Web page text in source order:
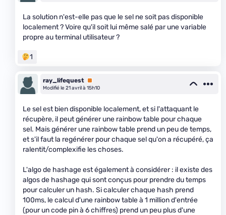
La solution n'est-elle pas que le sel ne soit pas disponible
localement ? Voire qu'il soit lui même salé par une variable
propre au terminal utilisateur ?
1
ray_lifequest Premium
Modifié le 21 avril à 15h10
Le sel est bien disponible localement, et si l'attaquant le
récupère, il peut générer une rainbow table pour chaque
sel. Mais générer une rainbow table prend un peu de temps,
et s'il faut la regénérer pour chaque sel qu'on a récupéré, ça
ralentit/complexifie les choses.
L'algo de hashage est également à considérer : il existe des
algos de hashage qui sont conçus pour prendre du temps
pour calculer un hash. Si calculer chaque hash prend
100ms, le calcul d'une rainbow table à 1 million d'entrée
(pour un code pin à 6 chiffres) prend un peu plus d'une